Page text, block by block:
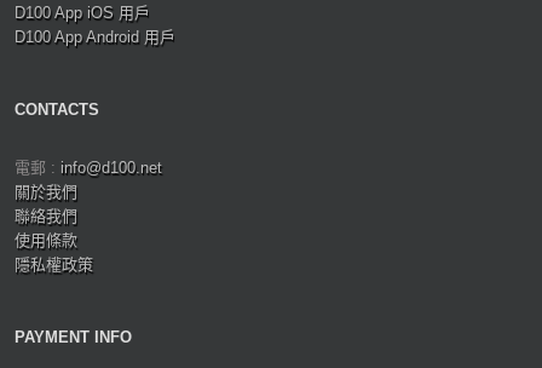
D100 App iOS 用戶
D100 App Android 用戶
CONTACTS
電郵 : info@d100.net
關於我們
聯絡我們
使用條款
隱私權政策
PAYMENT INFO